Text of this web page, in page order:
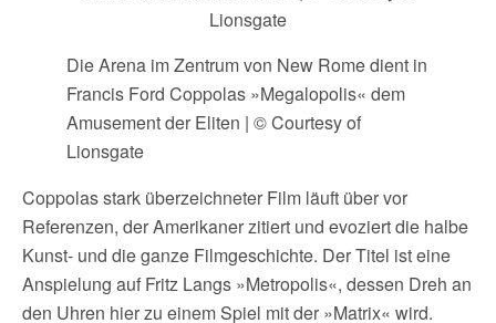
Die Arena im Zentrum von New Rome dient in
Francis Ford Coppolas »Megalopolis« dem
Amusement der Eliten | © Courtesy of
Lionsgate
Coppolas stark überzeichneter Film läuft über vor
Referenzen, der Amerikaner zitiert und evoziert die halbe
Kunst- und die ganze Filmgeschichte. Der Titel ist eine
Anspielung auf Fritz Langs »Metropolis«, dessen Dreh an
den Uhren hier zu einem Spiel mit der »Matrix« wird.